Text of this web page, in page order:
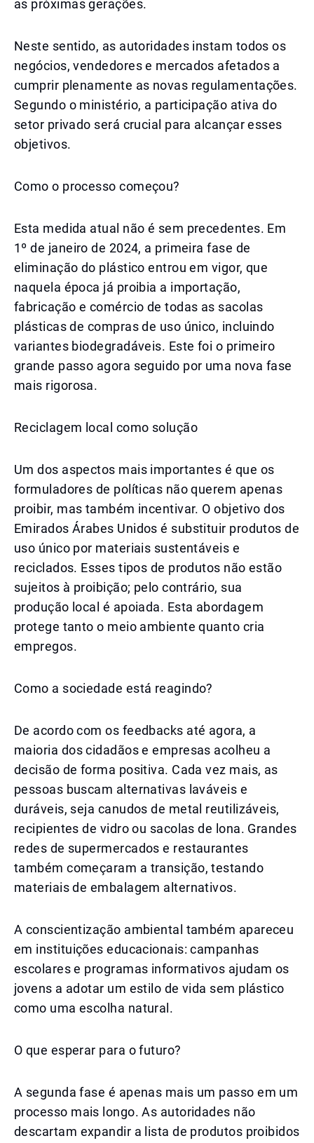
as próximas gerações.
Neste sentido, as autoridades instam todos os
negócios, vendedores e mercados afetados a
cumprir plenamente as novas regulamentações.
Segundo o ministério, a participação ativa do
setor privado será crucial para alcançar esses
objetivos.
Como o processo começou?
Esta medida atual não é sem precedentes. Em
1º de janeiro de 2024, a primeira fase de
eliminação do plástico entrou em vigor, que
naquela época já proibia a importação,
fabricação e comércio de todas as sacolas
plásticas de compras de uso único, incluindo
variantes biodegradáveis. Este foi o primeiro
grande passo agora seguido por uma nova fase
mais rigorosa.
Reciclagem local como solução
Um dos aspectos mais importantes é que os
formuladores de políticas não querem apenas
proibir, mas também incentivar. O objetivo dos
Emirados Árabes Unidos é substituir produtos de
uso único por materiais sustentáveis e
reciclados. Esses tipos de produtos não estão
sujeitos à proibição; pelo contrário, sua
produção local é apoiada. Esta abordagem
protege tanto o meio ambiente quanto cria
empregos.
Como a sociedade está reagindo?
De acordo com os feedbacks até agora, a
maioria dos cidadãos e empresas acolheu a
decisão de forma positiva. Cada vez mais, as
pessoas buscam alternativas laváveis e
duráveis, seja canudos de metal reutilizáveis,
recipientes de vidro ou sacolas de lona. Grandes
redes de supermercados e restaurantes
também começaram a transição, testando
materiais de embalagem alternativos.
A conscientização ambiental também apareceu
em instituições educacionais: campanhas
escolares e programas informativos ajudam os
jovens a adotar um estilo de vida sem plástico
como uma escolha natural.
O que esperar para o futuro?
A segunda fase é apenas mais um passo em um
processo mais longo. As autoridades não
descartam expandir a lista de produtos proibidos